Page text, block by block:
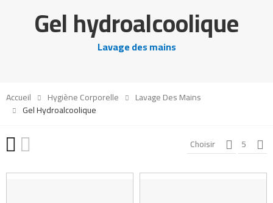
Gel hydroalcoolique
Lavage des mains
Accueil Hygiène Corporelle
Lavage Des Mains
Gel Hydroalcoolique
Choisir 5